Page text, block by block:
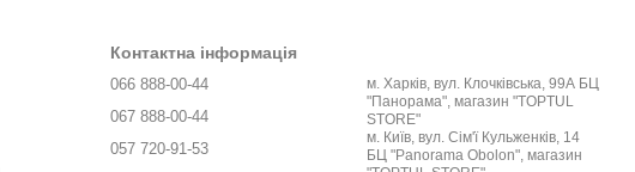
Контактна інформація
066 888-00-44
067 888-00-44
057 720-91-53
м. Харків, вул. Клочківська, 99А БЦ
"Панорама", магазин "TOPTUL
STORE"
м. Київ, вул. Сім'ї Кульженків, 14
БЦ "Panorama Obolon", магазин